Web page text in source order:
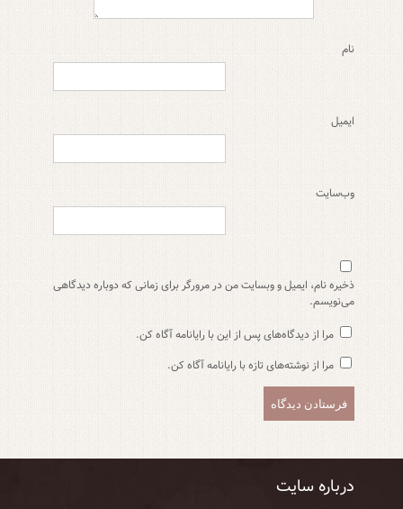
نام
ایمیل
وب‌سایت
ذخیره نام، ایمیل و وبسایت من در مرورگر برای زمانی که دوباره دیدگاهی
می‌نویسم.
مرا از دیدگاه‌های پس از این با رایانامه آگاه کن.
مرا از نوشته‌های تازه با رایانامه آگاه کن.
درباره سایت